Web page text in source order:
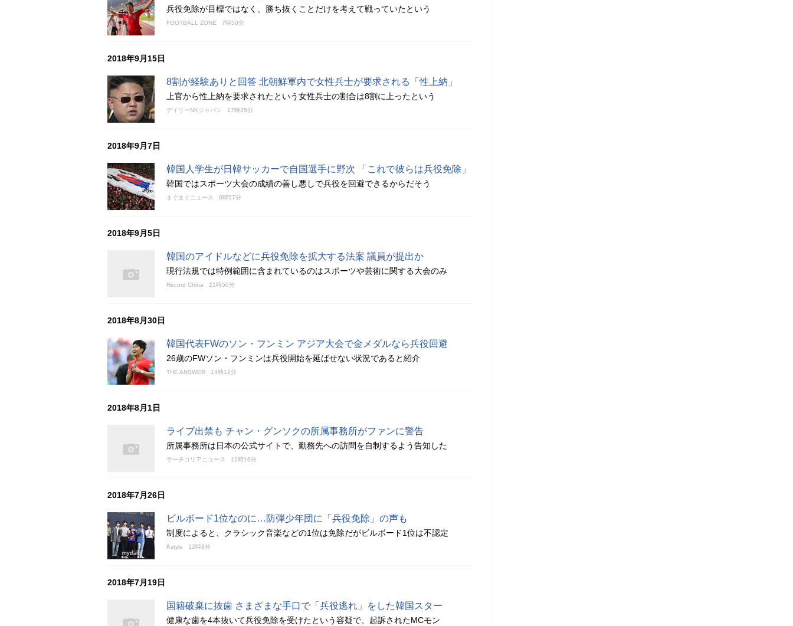
兵役免除が目標ではなく、勝ち抜くことだけを考えて戦っていたという
FOOTBALL ZONE 7時50分
2018年9月15日
8割が経験ありと回答 北朝鮮軍内で女性兵士が要求される「性上納」
上官から性上納を要求されたという女性兵士の割合は8割に上ったという
デイリーNKジャパン 17時25分
2018年9月7日
韓国人学生が日韓サッカーで自国選手に野次 「これで彼らは兵役免除」
韓国ではスポーツ大会の成績の善し悪しで兵役を回避できるからだそう
まぐまぐニュース 0時57分
2018年9月5日
韓国のアイドルなどに兵役免除を拡大する法案 議員が提出か
現行法規では特例範囲に含まれているのはスポーツや芸術に関する大会のみ
Record China 21時50分
2018年8月30日
韓国代表FWのソン・フンミン アジア大会で金メダルなら兵役回避
26歳のFWソン・フンミンは兵役開始を延ばせない状況であると紹介
THE ANSWER 14時12分
2018年8月1日
ライブ出禁も チャン・グンソクの所属事務所がファンに警告
所属事務所は日本の公式サイトで、勤務先への訪問を自制するよう告知した
サーチコリアニュース 12時16分
2018年7月26日
ビルボード1位なのに…防弾少年団に「兵役免除」の声も
制度によると、クラシック音楽などの1位は免除だがビルボード1位は不認定
Kstyle 12時9分
2018年7月19日
国籍破棄に抜歯 さまざまな手口で「兵役逃れ」をした韓国スター
健康な歯を4本抜いて兵役免除を受けたという容疑で、起訴されたMCモン